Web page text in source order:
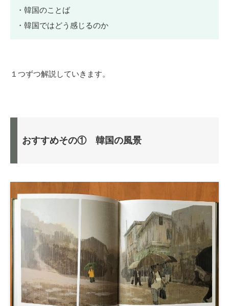
・韓国のことば
・韓国ではどう感じるのか
１つずつ解説していきます。
おすすめその① 韓国の風景